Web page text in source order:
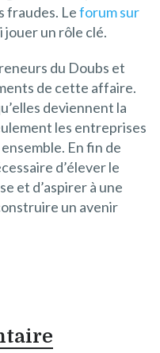
fraudes. Leforum sur
jouer un rôle clé.
du Doubs et
de cette affaire.
deviennent la
les entreprises
En fin de
d’élever le
et d’aspirer à une
un avenir